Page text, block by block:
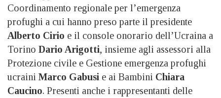
Coordinamento regionale per l’emergenza
profughi a cui hanno preso parte il presidente
Alberto Cirio e il console onorario dell’Ucraina a
Torino Dario Arigotti, insieme agli assessori alla
Protezione civile e Gestione emergenza profughi
ucraini Marco Gabusi e ai Bambini Chiara
Caucino. Presenti anche i rappresentanti delle